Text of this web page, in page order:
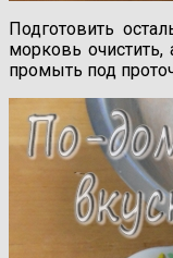
Подготовить
морковь очистить,
промыть под